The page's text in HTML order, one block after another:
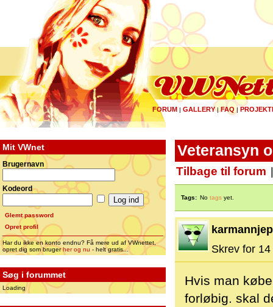
FORUM | GALLERY|FAQ |
Mit VWnet
Brugernavn
Kodeord
Glemt password
Opret profil
Har du ikke en konto endnu? Få mere ud af VWnettet,
opret dig som brugerher og nu - helt gratis...
Søg i forummet
Loading
Veteransyn
Tilbage til forum
Tags: No tags yet.
Skrev for
Hvis man
forløbig. skal